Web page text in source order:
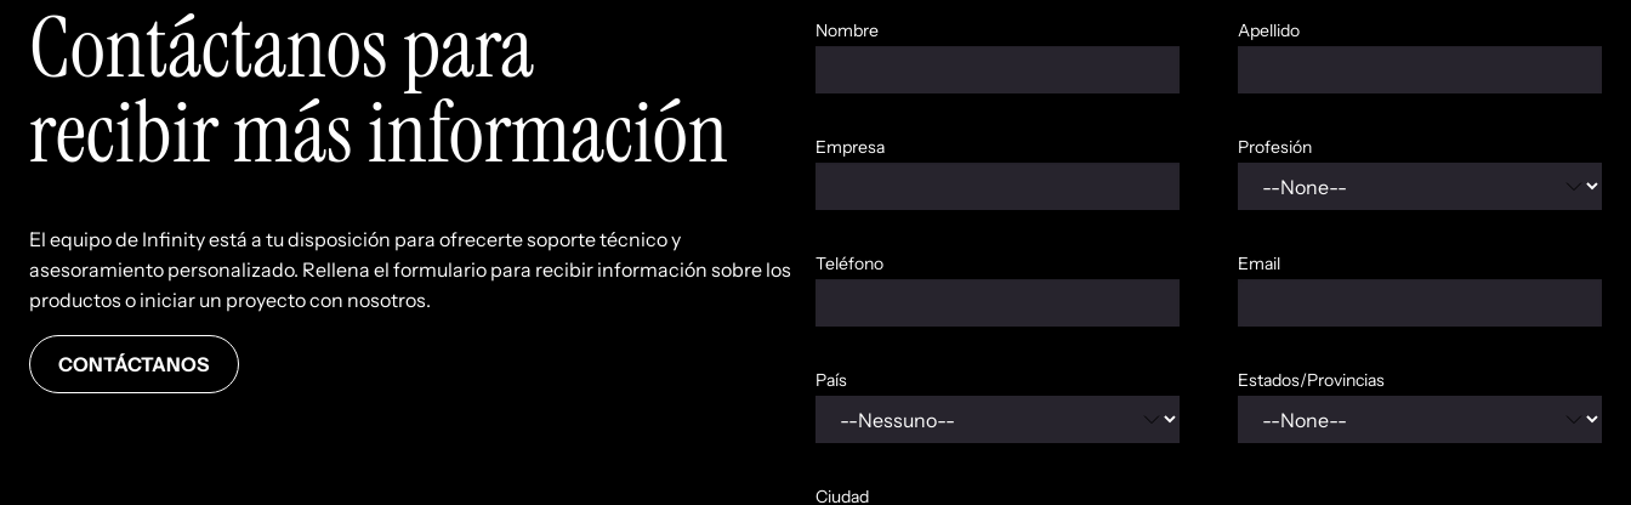
Contáctanos para
recibir más información
El equipo de Infinity está a tu disposición para ofrecerte soporte técnico y
asesoramiento personalizado. Rellena el formulario para recibir información sobre los
productos o iniciar un proyecto con nosotros.
CONTÁCTANOS
Nombre Apellido
Empresa Profesión
Teléfono Email
País Estados/Provincias
Ciudad